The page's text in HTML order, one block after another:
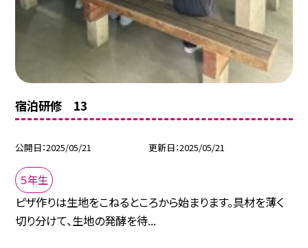
宿泊研修 13
公開日 2025/05/21 更新日 2025/05/21
５年生
ピザ作りは生地をこねるところから始まります。具材を薄く
切り分けて、生地の発酵を待...